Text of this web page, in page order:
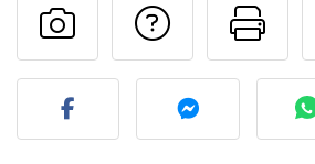
Falar
Fez esta